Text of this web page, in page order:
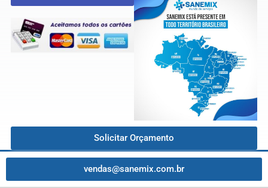
Solicitar Orçamento
vendas@sanemix.com.br